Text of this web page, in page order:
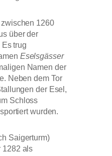
1260
über der
Es trug
Eselsgässer
Namen der
Neben dem Tor
der Esel,
Schloss
wurden.
Saigerturm)
1282 als